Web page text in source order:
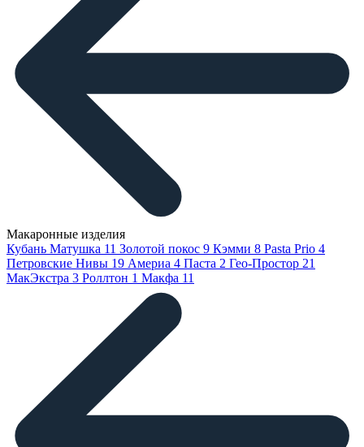
Макаронные изделия
Кубань Матушка 11 Золотой покос 9 Кэмми 8 Pasta Prio 4
Петровские Нивы 19 Америа 4 Паста 2 Гео-Простор 21
МакЭкстра 3 Роллтон 1 Макфа 11